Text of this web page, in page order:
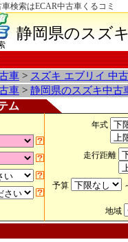
検索はECAR中古車くるコミ
静岡県のスズ
車 > スズキ エブリイ 中
車 > 静岡県のスズキ中古
ム
年式
走行距離
予算
地域